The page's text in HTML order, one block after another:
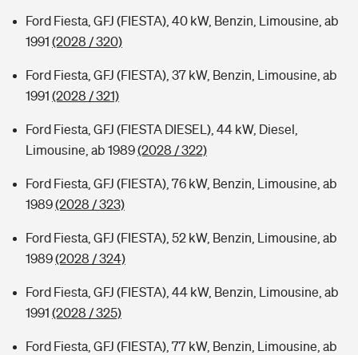
Ford Fiesta, GFJ (FIESTA), 40 kW, Benzin, Limousine, ab
1991 (2028 / 320)
Ford Fiesta, GFJ (FIESTA), 37 kW, Benzin, Limousine, ab
1991 (2028 / 321)
Ford Fiesta, GFJ (FIESTA DIESEL), 44 kW, Diesel,
Limousine, ab 1989(2028 / 322)
Ford Fiesta, GFJ (FIESTA), 76 kW, Benzin, Limousine, ab
1989(2028 / 323)
Ford Fiesta, GFJ (FIESTA), 52 kW, Benzin, Limousine, ab
1989(2028 / 324)
Ford Fiesta, GFJ (FIESTA), 44 kW, Benzin, Limousine, ab
1991 (2028 / 325)
Ford Fiesta, GFJ (FIESTA), 77 kW, Benzin, Limousine, ab